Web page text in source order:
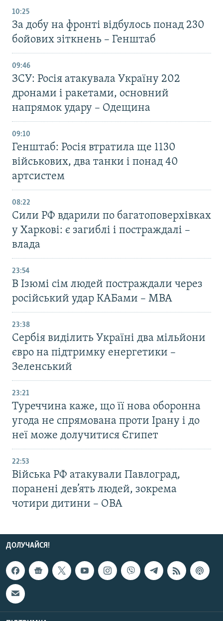
10:25
За добу на фронті відбулось понад 230
бойових зіткнень – Генштаб
09:46
ЗСУ: Росія атакувала Україну 202
дронами і ракетами, основний
напрямок удару – Одещина
09:10
Генштаб: Росія втратила ще 1130
військових, два танки і понад 40
артсистем
08:22
Сили РФ вдарили по багатоповерхівках
у Харкові: є загиблі і постраждалі –
влада
23:54
В Ізюмі сім людей постраждали через
російський удар КАБами – МВА
23:38
Сербія виділить Україні два мільйони
євро на підтримку енергетики –
Зеленський
23:21
Туреччина каже, що її нова оборонна
угода не спрямована проти Ірану і до
неї може долучитися Єгипет
22:53
Війська РФ атакували Павлоград,
поранені дев’ять людей, зокрема
чотири дитини – ОВА
ДОЛУЧАЙСЯ!